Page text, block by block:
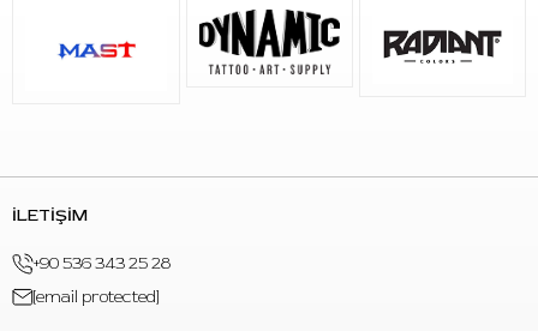
koyu kahverengi kaş pigmentidir.
Ebony:Soğuk kahve-siyah karakterli koyu kaş
pigmentidir. Daha koyu kaş rengi planlanan profesyonel
Öne Çıkan Özellikler
Marka:
Ürün tipi:Kalıcı makyaj kaş pigmenti seti
Set içeriği:7 adet kaş pigmenti
İLETİŞİM
+90 536 343 25 28
[email protected]